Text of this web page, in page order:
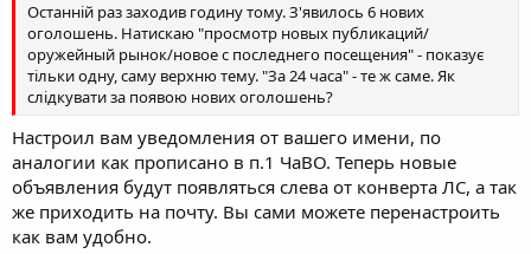
Останній раз заходив годину тому. З'явилось 6 нових
оголошень. Натискаю "просмотр новых публикаций/
оружейный рынок/новое с последнего посещения" - показує
тільки одну, саму верхню тему. "За 24 часа" - те ж саме. Як
слідкувати за появою нових оголошень?
Настроил вам уведомления от вашего имени, по
аналогии как прописано в п.1 ЧаВО. Теперь новые
объявления будут появляться слева от конверта ЛС, а так
же приходить на почту. Вы сами можете перенастроить
как вам удобно.